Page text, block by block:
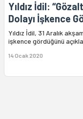
Yıldız İdil:
Dolayı İşkence
Yıldız İdil, 31 Aralık
işkence gördüğünü
14 Ocak 2020